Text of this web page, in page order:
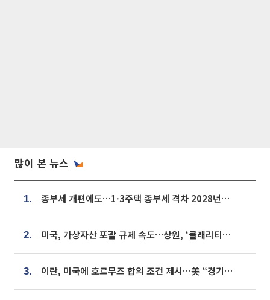
많이 본 뉴스
1. 종부세 개편에도…1·3주택 종부세 격차 2028년부터 확대
2. 미국, 가상자산 포괄 규제 속도…상원, ‘클래리티법’ 9월 절차투표 추진
3. 이란, 미국에 호르무즈 합의 조건 제시…美 “경기 아직 안 끝나” [종합]